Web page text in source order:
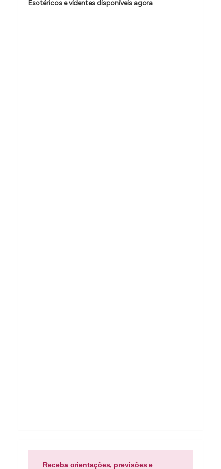
Esotéricos e videntes disponíveis agora
Receba orientações, previsões e